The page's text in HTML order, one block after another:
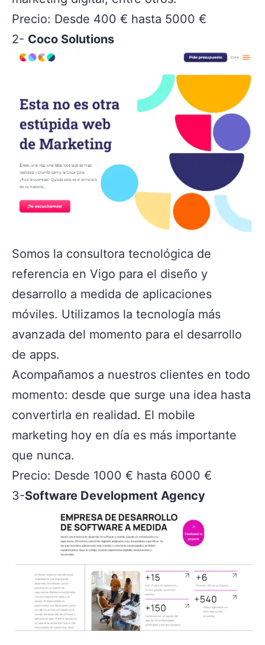
Precio: Desde 400 € hasta 5000 €
2- Coco Solutions
Somos la consultora tecnológica de
referencia en Vigo para el diseño y
desarrollo a medida de aplicaciones
móviles. Utilizamos la tecnología más
avanzada del momento para el desarrollo
de apps.
Acompañamos a nuestros clientes en todo
momento: desde que surge una idea hasta
convertirla en realidad. El mobile
marketing hoy en día es más importante
que nunca.
Precio: Desde 1000 € hasta 6000 €
3-Software Development Agency